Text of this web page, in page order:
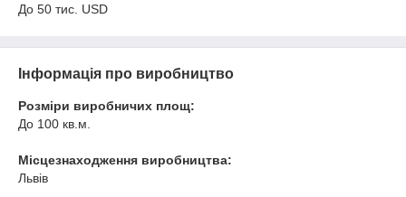
До 50 тис. USD
Інформація про виробництво
Розміри виробничих площ:
До 100 кв.м.
Місцезнаходження виробництва:
Львів